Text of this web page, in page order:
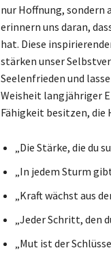
nur Hoffnung, sondern
erinnern uns daran,
hat. Diese
stärken unser
Seelenfrieden und
Weisheit langjähriger
Fähigkeit besitzen, die
„Die Stärke, die du
„In jedem Sturm
„Kraft wächst aus
„Jeder Schritt, den
„Mut ist der